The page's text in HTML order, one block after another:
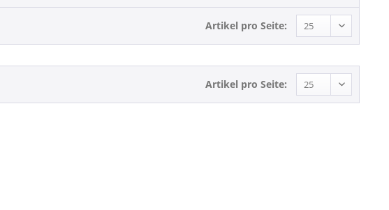
Artikel pro Seite:
Artikel pro Seite: